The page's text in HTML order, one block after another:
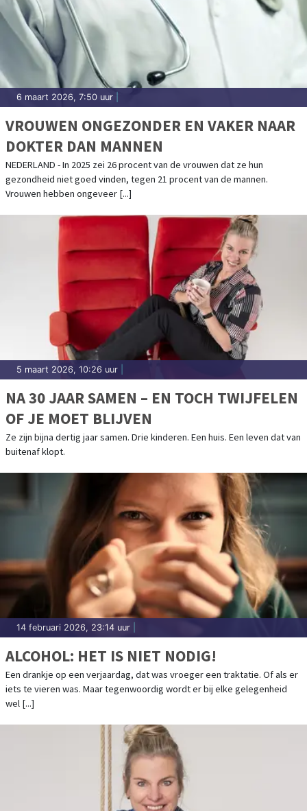
6 maart 2026, 7:50 uur
VROUWEN ONGEZONDER EN VAKER NAAR
DOKTER DAN MANNEN
NEDERLAND - In 2025 zei 26 procent van de vrouwen dat ze hun
gezondheid niet goed vinden, tegen 21 procent van de mannen.
Vrouwen hebben ongeveer [...]
5 maart 2026, 10:26 uur
NA 30 JAAR SAMEN – EN TOCH TWIJFELEN
OF JE MOET BLIJVEN
Ze zijn bijna dertig jaar samen. Drie kinderen. Een huis. Een leven dat van
buitenaf klopt.
14 februari 2026, 23:14 uur
ALCOHOL: HET IS NIET NODIG!
Een drankje op een verjaardag, dat was vroeger een traktatie. Of als er
iets te vieren was. Maar tegenwoordig wordt er bij elke gelegenheid
wel [...]